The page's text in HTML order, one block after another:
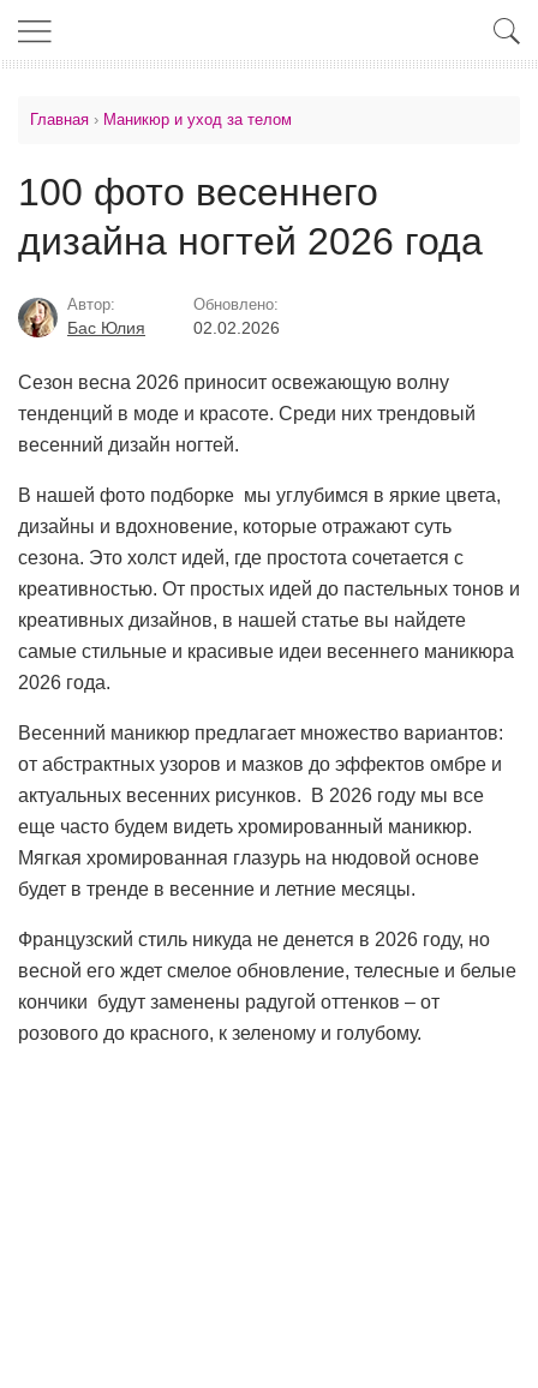
Главная › Маникюр и уход за телом
100 фото весеннего
дизайна ногтей 2026 года
Автор:
Бас Юлия
Обновлено:
02.02.2026
Сезон весна 2026 приносит освежающую волну
тенденций в моде и красоте. Среди них трендовый
весенний дизайн ногтей.
В нашей фото подборке мы углубимся в яркие цвета,
дизайны и вдохновение, которые отражают суть
сезона. Это холст идей, где простота сочетается с
креативностью. От простых идей до пастельных тонов и
креативных дизайнов, в нашей статье вы найдете
самые стильные и красивые идеи весеннего маникюра
2026 года.
Весенний маникюр предлагает множество вариантов:
от абстрактных узоров и мазков до эффектов омбре и
актуальных весенних рисунков.
В 2026 году мы все
еще часто будем видеть хромированный маникюр.
Мягкая хромированная глазурь на нюдовой основе
будет в тренде в весенние и летние месяцы.
Французский стиль никуда не денется в 2026 году, но
весной его ждет смелое обновление, телесные и белые
кончики будут заменены радугой оттенков – от
розового до красного, к зеленому и голубому.